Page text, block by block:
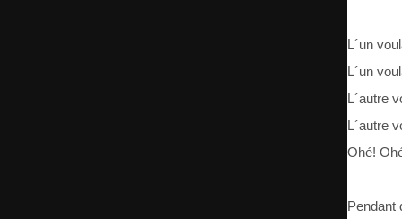
L´un
L´un
L´autre
L´autre
Ohé!
Pendant